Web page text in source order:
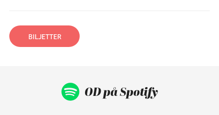
BILJETTER
OD på Spotify